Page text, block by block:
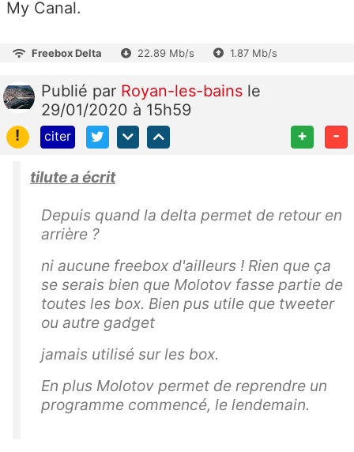
My Canal.
Freebox Delta 22.89 Mb/s 1.87 Mb/s
Publié par Royan-les-bains le
29/01/2020 à 15h59
!
citer + -
tilute a écrit
Depuis quand la delta permet de retour en
arrière ?
ni aucune freebox d'ailleurs ! Rien que ça
se serais bien que Molotov fasse partie de
toutes les box. Bien pus utile que tweeter
ou autre gadget
jamais utilisé sur les box.
En plus Molotov permet de reprendre un
programme commencé, le lendemain.